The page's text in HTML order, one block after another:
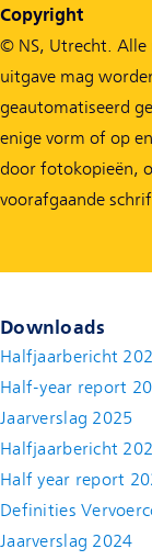
Copyright
© NS, Utrecht. Alle
uitgave mag
geautomatiseerd
enige vorm of op
door fotokopieën,
voorafgaande
Downloads
Halfjaarbericht
Half-year report
Jaarverslag 2025
Halfjaarbericht
Half year report
Definities
Jaarverslag 2024